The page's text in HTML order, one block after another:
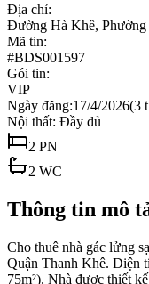
Địa chỉ:
Đường Hà Khê,
Mã tin:
#BDS001597
Gói tin:
VIP
Ngày đăng:17/4/2026(3
Nội thất: Đầy đủ
2 PN
2 WC
Thông tin mô
Cho thuê nhà gác lửng
Quận Thanh Khê. Diện
75m²). Nhà được thiết